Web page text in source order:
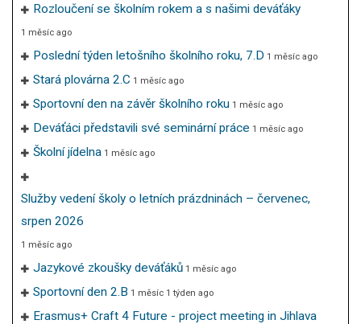
Rozloučení se školním rokem a s našimi deváťáky
1 měsíc ago
Poslední týden letošního školního roku, 7.D 1 měsíc ago
Stará plovárna 2.C 1 měsíc ago
Sportovní den na závěr školního roku 1 měsíc ago
Deváťáci představili své seminární práce 1 měsíc ago
Školní jídelna 1 měsíc ago
Služby vedení školy o letních prázdninách – červenec,
srpen 2026
1 měsíc ago
Jazykové zkoušky deváťáků 1 měsíc ago
Sportovní den 2.B 1 měsíc 1 týden ago
Erasmus+ Craft 4 Future - project meeting in Jihlava